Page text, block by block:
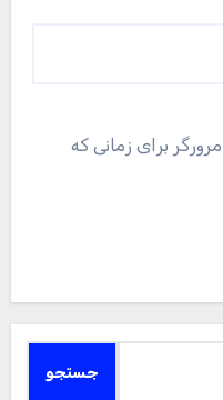
برای زمانی که